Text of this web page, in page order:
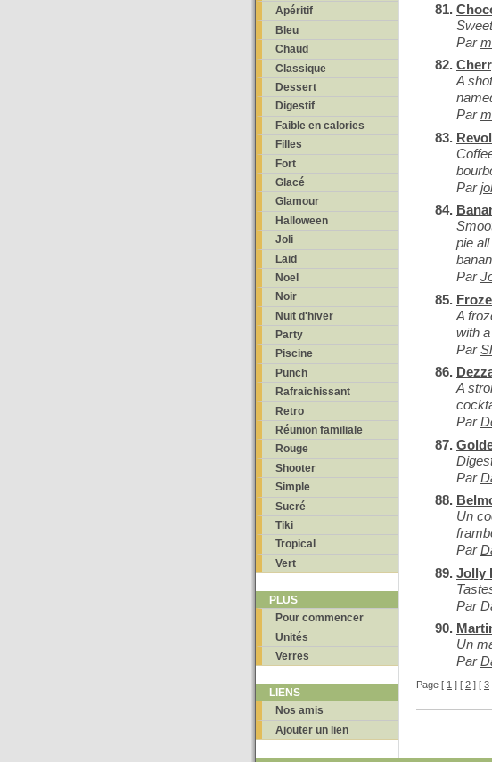
Apéritif
Bleu
Chaud
Classique
Dessert
Digestif
Faible en calories
Filles
Fort
Glacé
Glamour
Halloween
Joli
Laid
Noel
Noir
Nuit d'hiver
Party
Piscine
Punch
Rafraichissant
Retro
Réunion familiale
Rouge
Shooter
Simple
Sucré
Tiki
Tropical
Vert
PLUS
Pour commencer
Unités
Verres
LIENS
Nos amis
Ajouter un lien
Par
A
Par
Par
pie
Par
A
with
Par
A
Par
Par
Un
Par
Jolly
Par
Un
Par
Page [ 1 ] [ 2 ] [ 3